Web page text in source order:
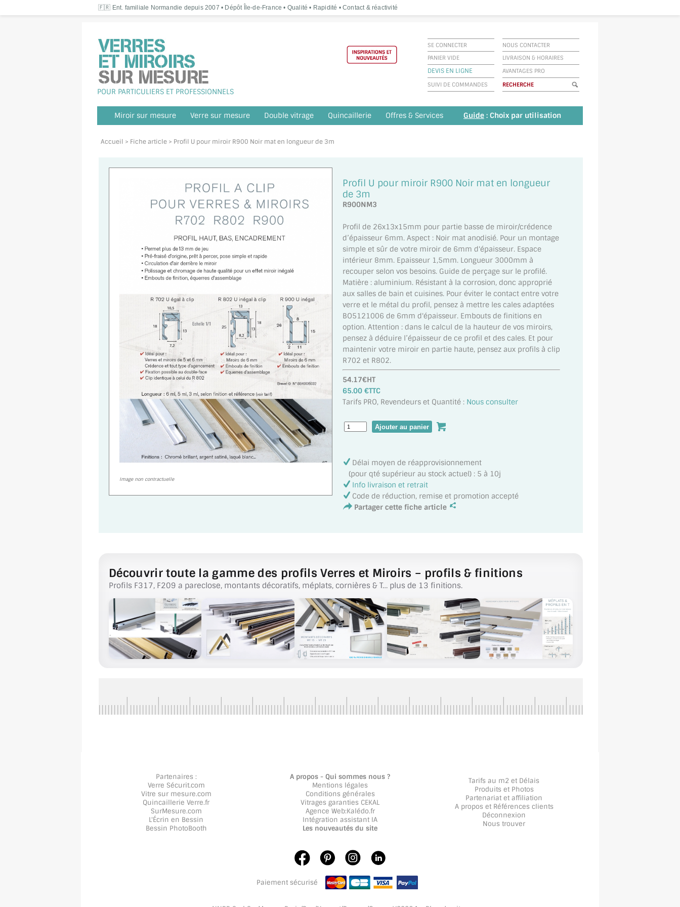
🇫🇷 Ent. familiale Normandie depuis 2007 • Dépôt Île-de-France • Qualité • Rapidité • Contact & réactivité
POUR PARTICULIERS ET PROFESSIONNELS
SE CONNECTER
NOUS CONTACTER
PANIER VIDE
LIVRAISON & HORAIRES
DEVIS EN LIGNE
AVANTAGES PRO
SUIVI DE COMMANDES
Miroir sur mesure Verre sur mesure Double vitrage Quincaillerie Offres & Services Guide : Choix par utilisation
Accueil > Fiche article > Profil U pour miroir R900 Noir mat en longueur de 3m
Image non contractuelle
Profil U pour miroir R900 Noir mat en longueur
de 3m
R900NM3
Profil de 26x13x15mm pour partie basse de miroir/crédence
d’épaisseur 6mm. Aspect : Noir mat anodisié. Pour un montage
simple et sûr de votre miroir de 6mm d'épaisseur. Espace
intérieur 8mm. Epaisseur 1,5mm. Longueur 3000mm à
recouper selon vos besoins. Guide de perçage sur le profilé.
Matière : aluminium. Résistant à la corrosion, donc approprié
aux salles de bain et cuisines. Pour éviter le contact entre votre
verre et le métal du profil, pensez à mettre les cales adaptées
BO5121006 de 6mm d'épaisseur. Embouts de finitions en
option. Attention : dans le calcul de la hauteur de vos miroirs,
pensez à déduire l’épaisseur de ce profil et des cales. Et pour
maintenir votre miroir en partie haute, pensez aux profils à clip
R702 et R802.
54.17€HT
65.00 €TTC
Tarifs PRO, Revendeurs et Quantité : Nous consulter
Délai moyen de réapprovisionnement
(pour qté supérieur au stock actuel) : 5 à 10j
Info livraison et retrait
Code de réduction, remise et promotion accepté
Partager cette fiche article
Découvrir toute la gamme des profils Verres et Miroirs – profils & finitions
Profils F317, F209 a pareclose, montants décoratifs, méplats, cornières & T… plus de 13 finitions.
Partenaires :
Verre Sécurit.com
Vitre sur mesure.com
Quincaillerie Verre.fr
SurMesure.com
L'Écrin en Bessin
Bessin PhotoBooth
A propos - Qui sommes nous ?
Mentions légales
Conditions générales
Vitrages garanties CEKAL
Agence Web:Kalédo.fr
Intégration assistant IA
Les nouveautés du site
Tarifs au m2 et Délais
Produits et Photos
Partenariat et affiliation
A propos et Références clients
Déconnexion
Nous trouver
Paiement sécurisé